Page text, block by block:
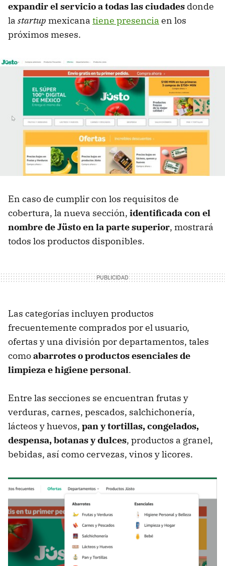
expandir el servicio a todas las ciudades donde
la startup mexicana tiene presencia en los
próximos meses.
En caso de cumplir con los requisitos de
cobertura, la nueva sección, identificada con el
nombre de Jüsto en la parte superior, mostrará
todos los productos disponibles.
Las categorías incluyen productos
frecuentemente comprados por el usuario,
ofertas y una división por departamentos, tales
comoabarrotes o productos esenciales de
limpieza e higiene personal.
Entre las secciones se encuentran frutas y
verduras, carnes, pescados, salchichonería,
lácteos y huevos, pan y tortillas, congelados,
despensa, botanas y dulces, productos a granel,
bebidas, así como cervezas, vinos y licores.